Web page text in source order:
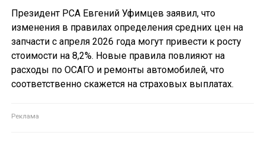
Президент РСА Евгений Уфимцев заявил, что
изменения в правилах определения средних цен на
запчасти с апреля 2026 года могут привести к росту
стоимости на 8,2%. Новые правила повлияют на
расходы по ОСАГО и ремонты автомобилей, что
соответственно скажется на страховых выплатах.